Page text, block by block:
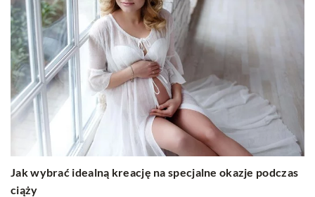
Jak wybrać idealną kreację na specjalne okazje podczas
ciąży